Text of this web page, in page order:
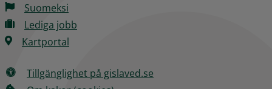
Suomeksi
Lediga jobb
Kartportal
Tillgänglighet på gislaved.se